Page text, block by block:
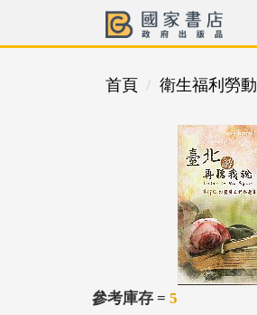
首頁 衛生福利勞動
參考庫存 = 5